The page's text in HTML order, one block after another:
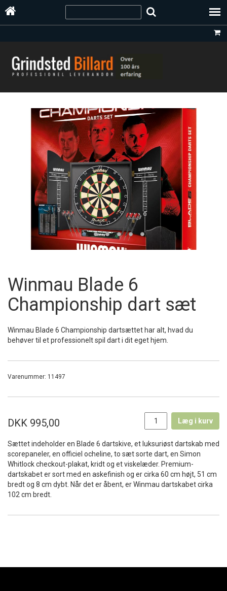
Winmau Blade 6
Championship dart sæt
Winmau Blade 6 Championship dartsættet har alt, hvad du
behøver til et professionelt spil dart i dit eget hjem.
Varenummer: 11497
DKK 995,00 Læg i kurv
Sættet indeholder en Blade 6 dartskive, et luksuriøst dartskab med
scorepaneler, en officiel ocheline, to sæt sorte dart, en Simon
Whitlock checkout-plakat, kridt og et viskelæder. Premium-
dartskabet er sort med en askefinish og er cirka 60 cm højt, 51 cm
bredt og 8 cm dybt. Når det er åbent, er Winmau dartskabet cirka
102 cm bredt.